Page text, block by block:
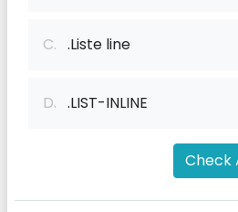
C. .Liste line
D. .LIST-INLINE
Check